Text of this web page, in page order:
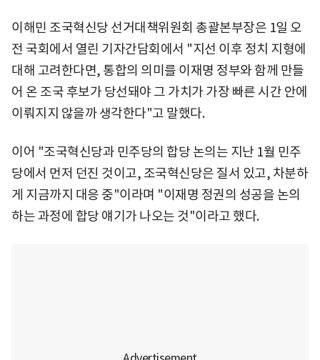
이해민 조국혁신당 선거대책위원회 총괄본부장은 1일 오
전 국회에서 열린 기자간담회에서 "지선 이후 정치 지형에
대해 고려한다면, 통합의 의미를 이재명 정부와 함께 만들
어 온 조국 후보가 당선돼야 그 가치가 가장 빠른 시간 안에
이뤄지지 않을까 생각한다"고 말했다.
이어 "조국혁신당과 민주당의 합당 논의는 지난 1월 민주
당에서 먼저 던진 것이고, 조국혁신당은 질서 있고, 차분하
게 지금까지 대응 중"이라며 "이재명 정권의 성공을 논의
하는 과정에 합당 얘기가 나오는 것"이라고 했다.